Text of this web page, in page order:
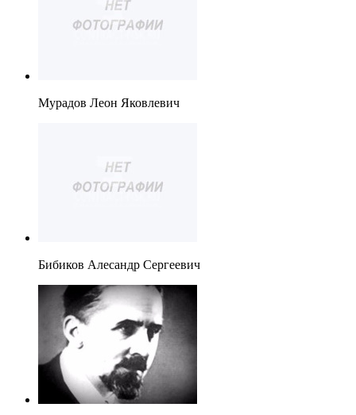
Мурадов Леон Яковлевич
Бибиков Алесандр Сергеевич